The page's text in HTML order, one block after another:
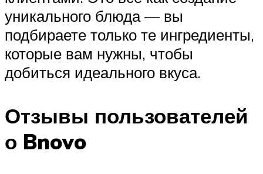
уникального блюда — вы
подбираете только те ингредиенты,
которые вам нужны, чтобы
добиться идеального вкуса.
Отзывы пользователей
о Bnovo